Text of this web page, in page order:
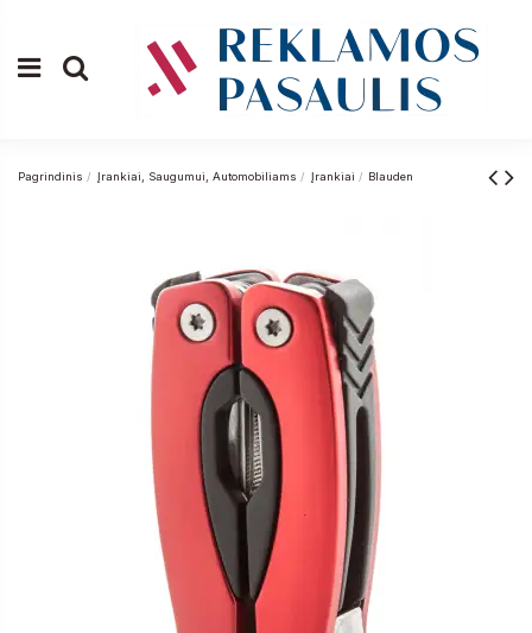
Pagrindinis Įrankiai, Saugumui, Automobiliams Įrankiai Blauden